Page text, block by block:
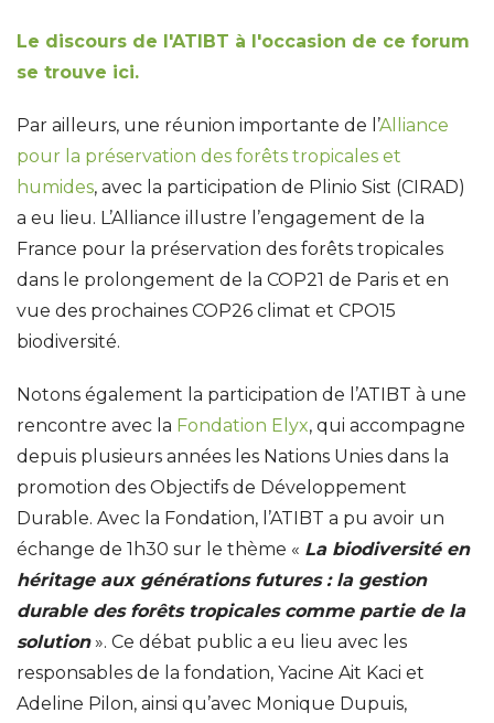
Le discours de l'ATIBT à l'occasion de ce forum
se trouve ici.
Par ailleurs, une réunion importante de l’Alliance
pour la préservation des forêts tropicales et
humides, avec la participation de Plinio Sist (CIRAD)
a eu lieu. L’Alliance illustre l’engagement de la
France pour la préservation des forêts tropicales
dans le prolongement de la COP21 de Paris et en
vue des prochaines COP26 climat et CPO15
biodiversité.
Notons également la participation de l’ATIBT à une
rencontre avec la Fondation Elyx, qui accompagne
depuis plusieurs années les Nations Unies dans la
promotion des Objectifs de Développement
Durable. Avec la Fondation, l’ATIBT a pu avoir un
échange de 1h30 sur le thème « La biodiversité en
héritage aux générations futures : la gestion
durable des forêts tropicales comme partie de la
solution». Ce débat public a eu lieu avec les
responsables de la fondation, Yacine Ait Kaci et
Adeline Pilon, ainsi qu’avec Monique Dupuis,